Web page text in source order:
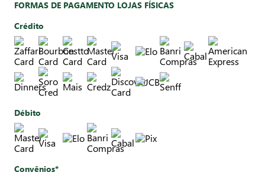
FORMAS DE PAGAMENTO LOJAS FÍSICAS
Crédito
Débito
Convênios*